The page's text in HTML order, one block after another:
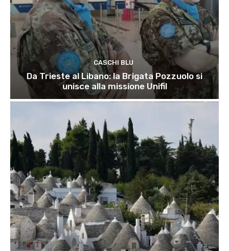
CASCHI BLU
Da Trieste al Libano: la Brigata Pozzuolo si
unisce alla missione Unifil